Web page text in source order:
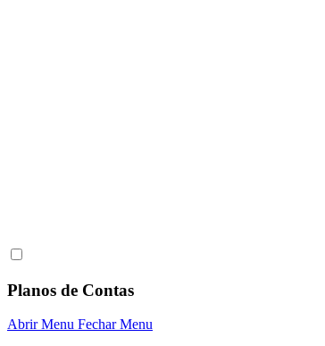
Planos de Contas
Abrir Menu Fechar Menu